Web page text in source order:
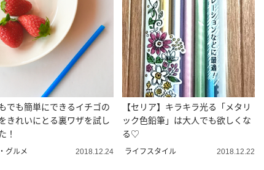
でも簡単にできるイチゴの
きれいにとる裏ワザを試し
！
グルメ 2018.12.24
【セリア】キラキラ光る「メタリ
ック色鉛筆」は大人でも欲しくな
る♡
ライフスタイル 2018.12.22